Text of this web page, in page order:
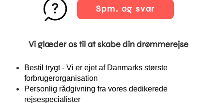
Spm. og svar
Vi glæder os til at skabe din drømmerejse
Bestil trygt - Vi er ejet af Danmarks største
forbrugerorganisation
Personlig rådgivning fra vores dedikerede
rejsespecialister